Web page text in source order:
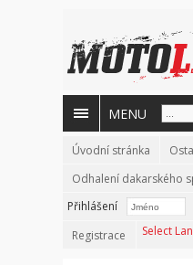
MENU
Úvodní stránka
Odhalení dakarského
Přihlášení
Registrace
Select